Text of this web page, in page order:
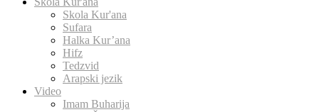
Skola Kur'ana
Sufara
Halka Kur’ana
Hifz
Tedzvid
Arapski jezik
Video
Imam Buharija